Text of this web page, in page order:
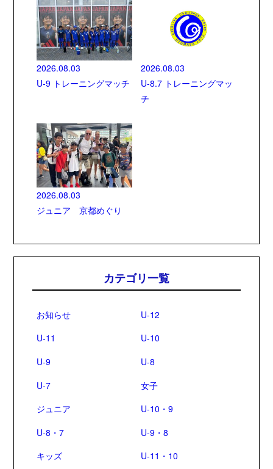
2026.08.03
U-9 トレーニングマッチ
2026.08.03
U-8.7 トレーニングマッ
チ
2026.08.03
ジュニア 京都めぐり
カテゴリ一覧
お知らせ
U-12
U-11
U-10
U-9
U-8
U-7
女子
ジュニア
U-10・9
U-8・7
U-9・8
キッズ
U-11・10